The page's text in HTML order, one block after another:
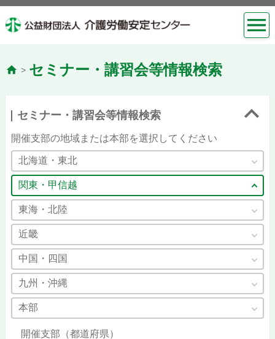
> セミナー・講習会等情報検索
セミナー・講習会等情報検索
開催支部の地域または本部を選択してください
北海道・東北
関東・甲信越
東海・北陸
近畿
中国・四国
九州・沖縄
本部
開催支部（都道府県）